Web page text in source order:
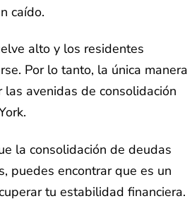
caído.
alto y los residentes
Por lo tanto, la única manera
avenidas de consolidación
la consolidación de deudas
puedes encontrar que es un
tu estabilidad financiera.